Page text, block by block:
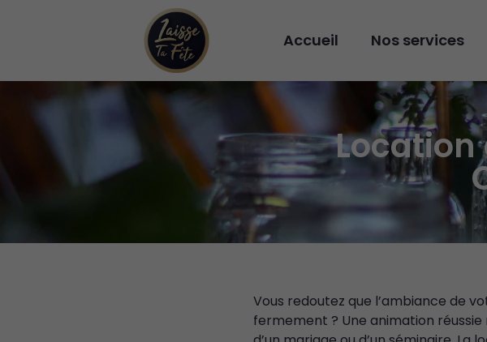
Accueil Nos services
Vous redoutez que l’ambiance de
fermement ? Une animation